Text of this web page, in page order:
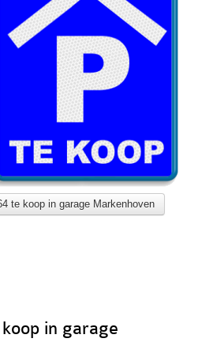
te koop in garage Markenhoven
in garage